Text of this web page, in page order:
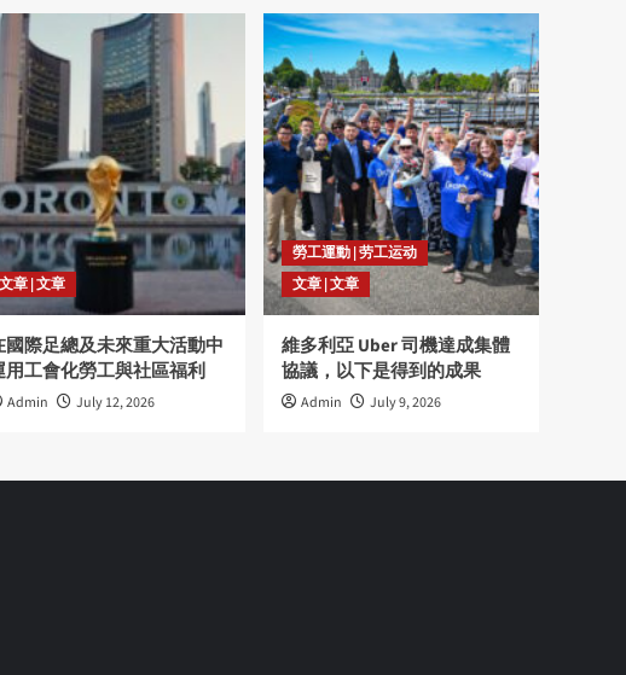
文章 | 文章
國際足總及未來重大活動中
用工會化勞工與社區福利
Admin July 12, 2026
勞工運動 | 劳工运动
文章 | 文章
維多利亞 Uber 司機達成集體
協議，以下是得到的成果
Admin July 9, 2026